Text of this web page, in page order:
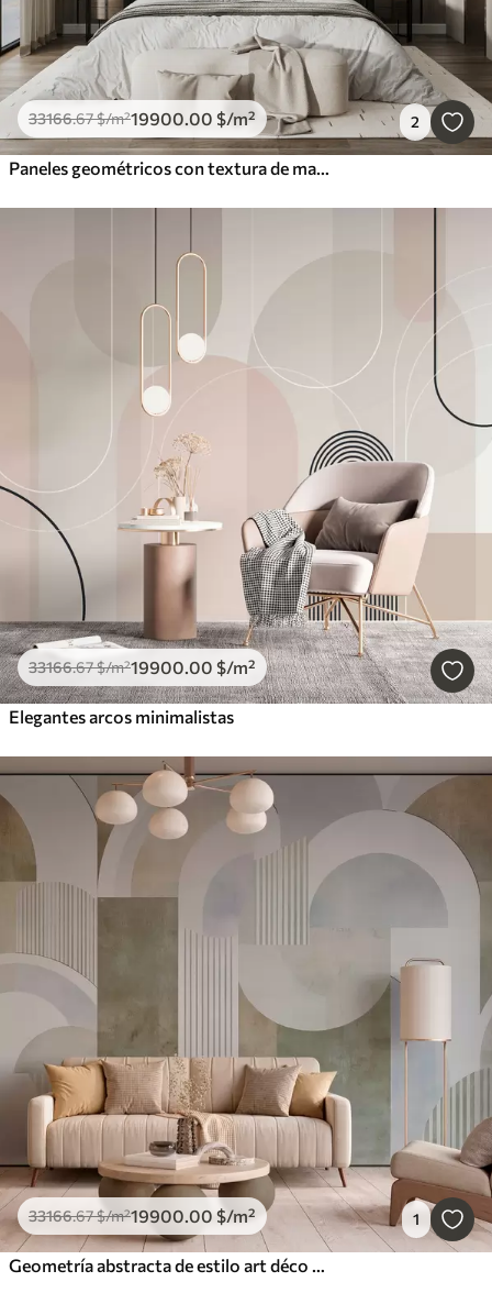
33166.67$/m²19900.00 $/m² 2
Paneles geométricos con textura de madera
33166.67$/m²19900.00 $/m²
Elegantes arcos minimalistas
33166.67$/m²19900.00 $/m² 1
Geometría abstracta de estilo art déco con efecto retro